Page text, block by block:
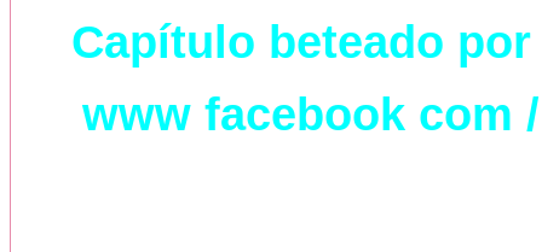
Capítulo beteado por
www facebook com